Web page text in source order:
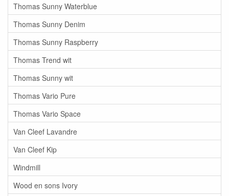
Thomas Sunny Waterblue
Thomas Sunny Denim
Thomas Sunny Raspberry
Thomas Trend wit
Thomas Sunny wit
Thomas Vario Pure
Thomas Vario Space
Van Cleef Lavandre
Van Cleef Kip
Windmill
Wood en sons Ivory